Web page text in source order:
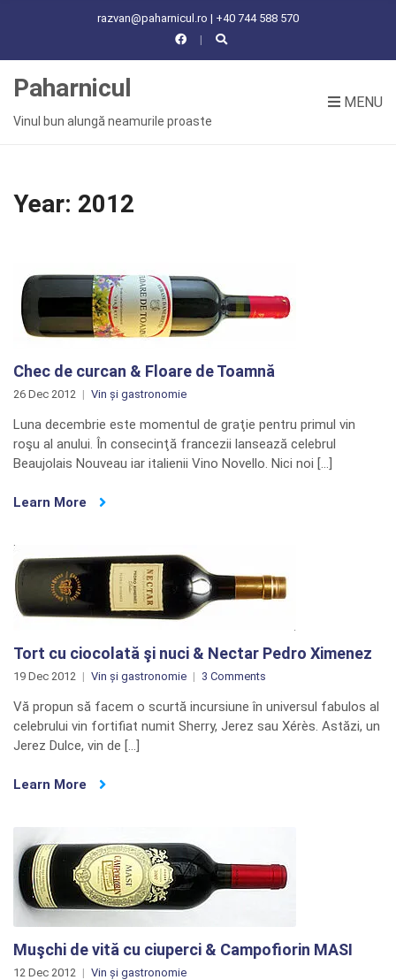
razvan@paharnicul.ro | +40 744 588 570
R
Paharnicul
Vinul bun alungă neamurile proaste
MENU
Year: 2012
Chec de curcan & Floare de Toamnă
26 Dec 2012 Vin și gastronomie
Luna decembrie este momentul de graţie pentru primul vin
roşu al anului. În consecinţă francezii lansează celebrul
Beaujolais Nouveau iar italienii Vino Novello. Nici noi […]
Learn More
Tort cu ciocolată şi nuci & Nectar Pedro Ximenez
19 Dec 2012 Vin și gastronomie 3 Comments
cu
ciocolată
Vă propun să facem o scurtă incursiune în universul fabulos al
celebrului vin fortifiat numit Sherry, Jerez sau Xérès. Astăzi, un
Jerez Dulce, vin de […]
Learn More
Muşchi de vită cu ciuperci & Campofiorin MASI
12 Dec 2012 Vin și gastronomie